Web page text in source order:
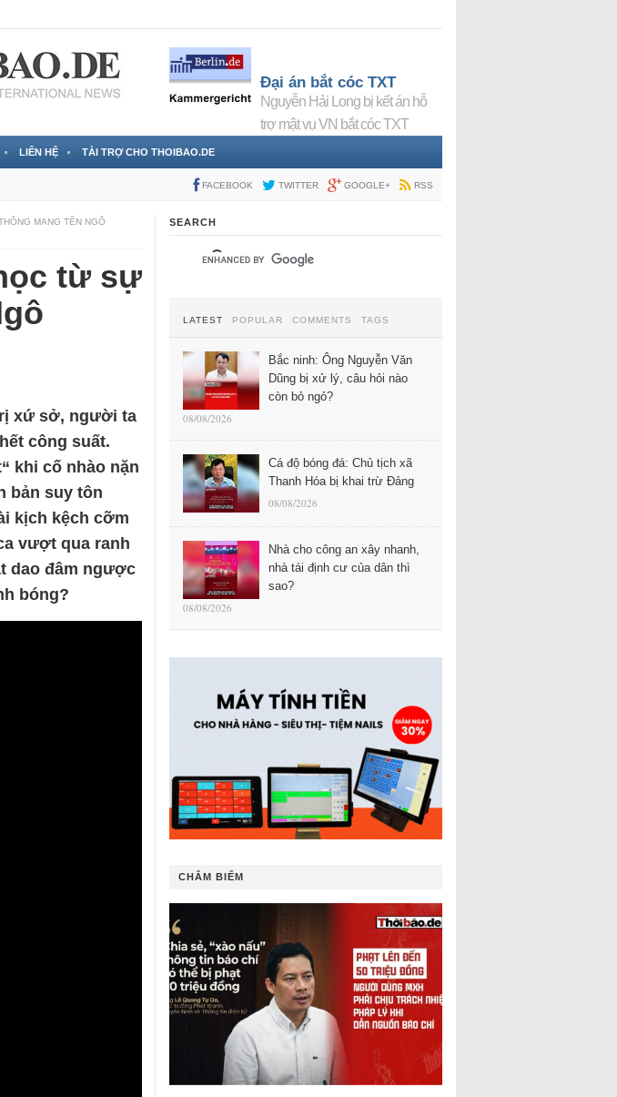
Đại án bắt cóc TXT
Nguyễn Hải Long bị kết án hỗ
trợ mật vụ VN bắt cóc TXT
LIÊN HỆ TÀI TRỢ CHO THOIBAO.DE
FACEBOOK TWITTER GOOGLE+ RSS
MANG TÊN NGÔ
từ sự
xứ sở, người ta
công suất.
khi cố nhào nặn
bản suy tôn
kịch kệch cỡm
vượt qua ranh
dao đâm ngược
bóng?
SEARCH
LATEST POPULAR COMMENTS TAGS
Bắc ninh: Ông Nguyễn Văn
Dũng bị xử lý, câu hỏi nào
còn bỏ ngỏ?
08/08/2026
Cá độ bóng đá: Chủ tịch xã
Thanh Hóa bị khai trừ Đảng
08/08/2026
Nhà cho công an xây nhanh,
nhà tái định cư của dân thì
sao?
08/08/2026
CHÂM BIẾM